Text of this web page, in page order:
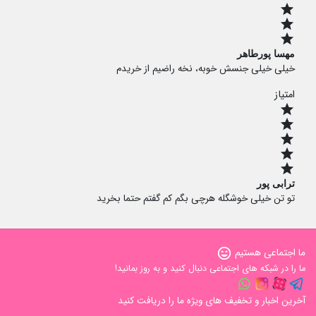
star
star
star
مهسا پورطاهر
خیلی خیلی جنسش خوبه، نخه راضیم از خریدم
امتیاز
star
star
star
star
star
ترابی پور
تو تن خیلی خوشگله هرچی بگم کم گفتم حتما بخرید
ما اجتماعی هستیم sentiment_very_satisfied
ما را در شبکه های اجتماعی دنبال کنید و به روز بمانید!
آخرین اخبار و تخفیف های ویژه ما را دریافت کنید